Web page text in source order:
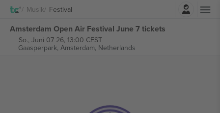
Musik Festival
Amsterdam Open Air Festival June 7 tickets
So., Juni 07 26, 13:00 CEST
Gaasperpark, Amsterdam, Netherlands